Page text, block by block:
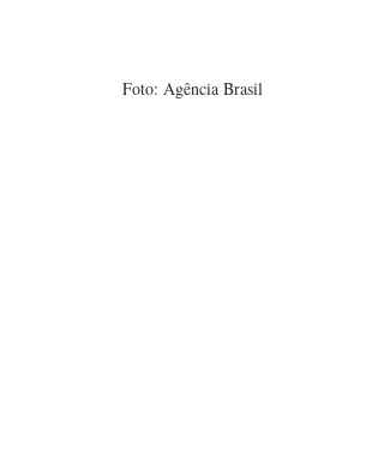
Foto: Agência Brasil